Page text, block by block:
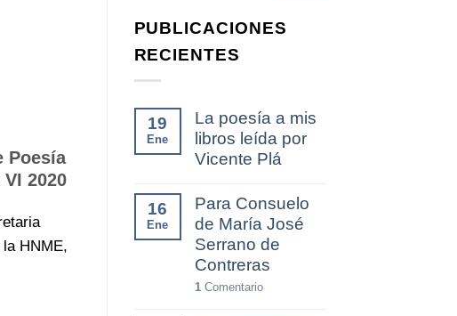
Poesía
2020
HNME,
PUBLICACIONES
RECIENTES
19
Ene
La poesía a mis
libros leída por
Vicente Plá
16
Ene
Para Consuelo
de María José
Serrano de
Contreras
1Comentario